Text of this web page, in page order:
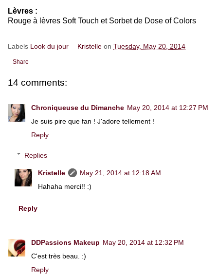
Lèvres :
Rouge à lèvres Soft Touch et Sorbet de Dose of Colors
Labels Look du jour Kristelle onTuesday, May 20, 2014
Share
14 comments:
Chroniqueuse du Dimanche May 20, 2014 at 12:27 PM
Je suis pire que fan ! J'adore tellement !
Reply
Replies
Kristelle
May 21, 2014 at 12:18 AM
Hahaha merci!! :)
Reply
DDPassions Makeup May 20, 2014 at 12:32 PM
C'est très beau. :)
Reply